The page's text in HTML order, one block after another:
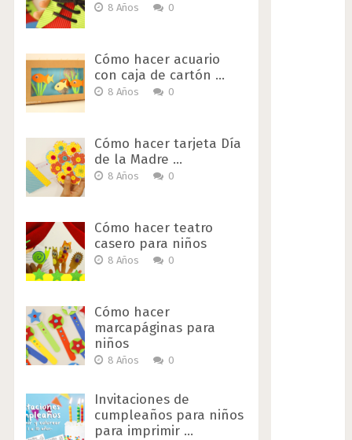
8 Años 0
Cómo hacer acuario
con caja de cartón …
8 Años 0
Cómo hacer tarjeta Día
de la Madre …
8 Años 0
Cómo hacer teatro
casero para niños
8 Años 0
Cómo hacer
marcapáginas para
niños
8 Años 0
Invitaciones de
cumpleaños para niños
para imprimir …